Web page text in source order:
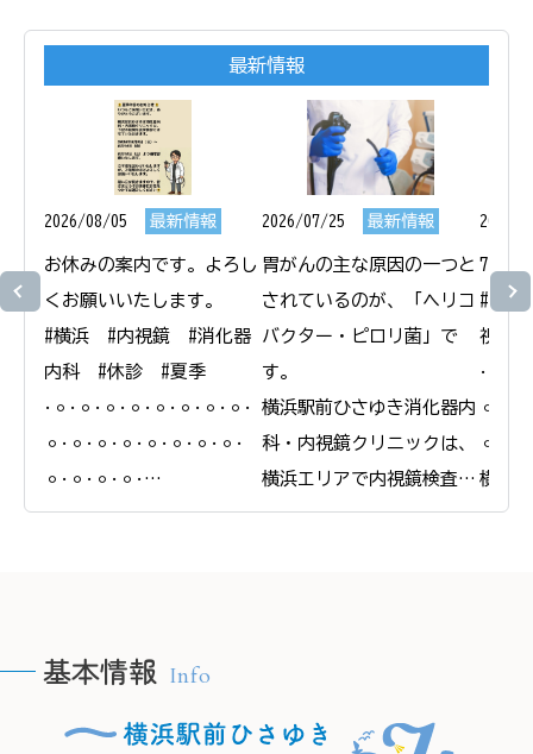
最新情報
2026/08/05 最新情報
お休みの案内です。よろし
くお願いいたします。
#横浜　#内視鏡　#消化器
内科　#休診　#夏季
𐄁𐄙𐄁𐄙𐄁𐄙𐄁𐄙𐄁𐄙𐄁𐄙𐄁𐄙𐄁𐄙𐄁
𐄙𐄁𐄙𐄁𐄙𐄁𐄙𐄁𐄙𐄁𐄙𐄁𐄙𐄁𐄙𐄁
𐄙𐄁𐄙𐄁𐄙𐄁𐄙𐄁
横浜駅前ひさゆき消化器内
🫧HPの予約フォームより、
2026/07/25 最新情報
胃がんの主な原因の一つと
されているのが、「ヘリコ
バクター・ピロリ菌」で
す。
横浜駅前ひさゆき消化器内
科・内視鏡クリニックは、
横浜エリアで内視鏡検査と
合わせたピロリ菌の検査・
当院では内視鏡検査で胃の
2026/
7月19
#横浜
視鏡
横浜
科・
基本情報 Info